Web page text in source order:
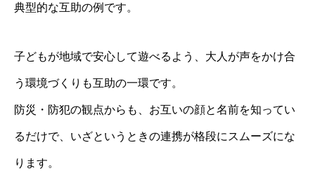
典型的な互助の例です。
子どもが地域で安心して遊べるよう、大人が声をかけ合
う環境づくりも互助の一環です。
防災・防犯の観点からも、お互いの顔と名前を知ってい
るだけで、いざというときの連携が格段にスムーズにな
ります。